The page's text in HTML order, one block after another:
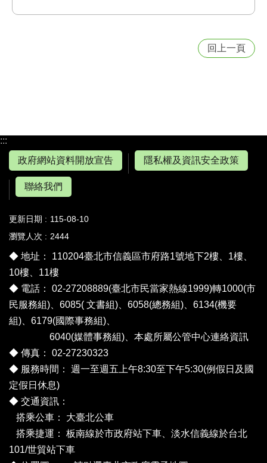
回上一頁
:::
政府網站資料開放宣告
隱私權及資訊安全政策
聯絡我們
更新日期
115-08-10
瀏覽人次
2444
◆ 地址： 110204臺北市信義區市府路1號地下2樓、1樓、
10樓、11樓
◆ 電話： 02-27208889(臺北市民當家熱線1999)轉1000(市
民服務組)、6085( 文書組)、6058(總務組)、6134(機要
組)、6179(國際事務組)、
6040(媒體事務組)、 本處所屬公管中心連絡資訊
◆ 傳真： 02-27230323
◆ 服務時間： 週一至週五上午8:30至下午5:30(例假日及國
定假日休息)
◆ 交通資訊：
搭乘公車： 大臺北公車
搭乘捷運： 板南線於市政府站下車、淡水信義線於台北
101/世貿站下車